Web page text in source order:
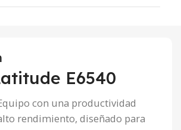
E6540
con una productividad
rendimiento, diseñado para